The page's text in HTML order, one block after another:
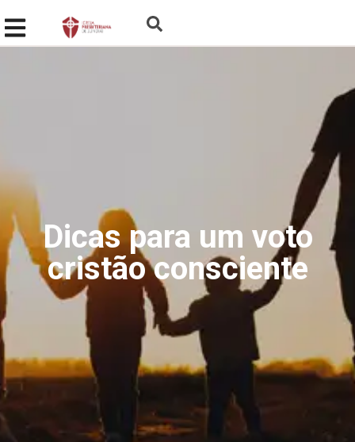
Dicas para um voto
cristão consciente